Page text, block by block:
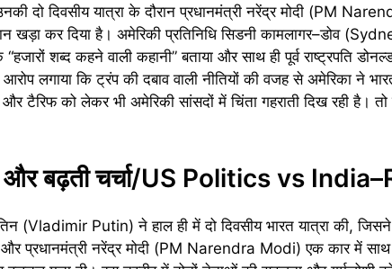
दो दिवसीय यात्रा के दौरान प्रधानमंत्री नरेंद्र मोदी (PM
खड़ा कर दिया है। अमेरिकी प्रतिनिधि सिडनी कामलागर–डोव
“हजारों शब्द कहने वाली कहानी” बताया और साथ ही पूर्व राष्ट्रपति
आरोप लगाया कि ट्रंप की दबाव वाली नीतियों की वजह से अमेरिका ने
टैरिफ को लेकर भी अमेरिकी सांसदों में चिंता गहराती दिख रही है। तो
और बढ़ती चर्चा/US Politics vs
(Vladimir Putin) ने हाल ही में दो दिवसीय भारत यात्रा की,
और प्रधानमंत्री नरेंद्र मोदी (PM Narendra Modi) एक कार में साथ